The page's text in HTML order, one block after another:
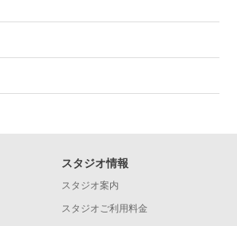
スタジオ情報
スタジオ案内
スタジオご利用料金